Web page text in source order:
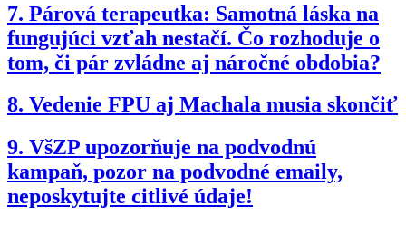
7. Párová terapeutka: Samotná láska na
fungujúci vzťah nestačí. Čo rozhoduje o
tom, či pár zvládne aj náročné obdobia?
8. Vedenie FPU aj Machala musia skončiť
9. VšZP upozorňuje na podvodnú
kampaň, pozor na podvodné emaily,
neposkytujte citlivé údaje!